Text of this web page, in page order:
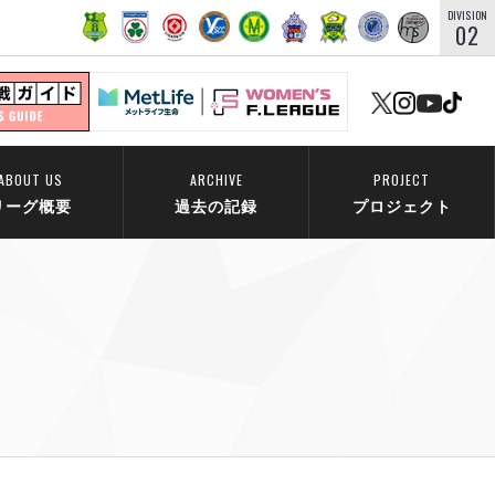
DIVISION
02
US
ーグ概要
ARCHIVE
過去の記録
PROJECT
プロジェクト